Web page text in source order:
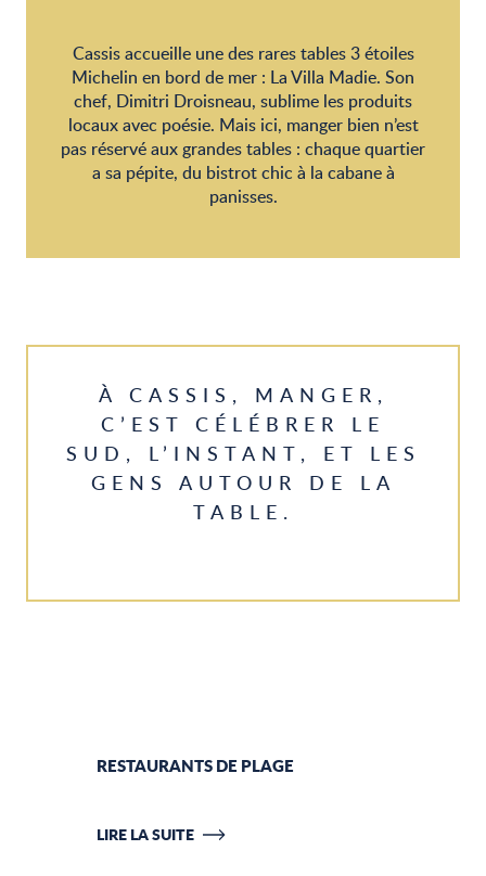
Cassis accueille une des rares tables 3 étoiles
Michelin en bord de mer : La Villa Madie. Son
chef, Dimitri Droisneau, sublime les produits
locaux avec poésie. Mais ici, manger bien n’est
pas réservé aux grandes tables : chaque quartier
a sa pépite, du bistrot chic à la cabane à
panisses.
À CASSIS, MANGER,
C’EST CÉLÉBRER LE
SUD, L’INSTANT, ET LES
GENS AUTOUR DE LA
TABLE.
RESTAURANTS DE PLAGE
LIRE LA SUITE